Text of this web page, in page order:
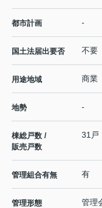
都市計画 -
国土法届出要否 不要
用途地域 商業
地勢 -
棟総戸数 /
販売戸数
31戸
管理組合有無 有
管理形態 管理